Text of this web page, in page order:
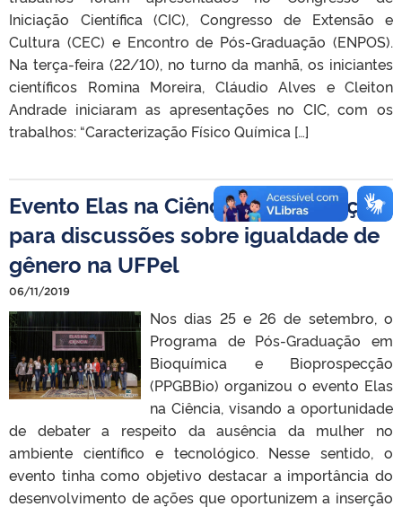
Iniciação Científica (CIC), Congresso de Extensão e
Cultura (CEC) e Encontro de Pós-Graduação (ENPOS).
Na terça-feira (22/10), no turno da manhã, os iniciantes
científicos Romina Moreira, Cláudio Alves e Cleiton
Andrade iniciaram as apresentações no CIC, com os
trabalhos: “Caracterização Físico Química […]
Evento Elas na Ciência abre espaço
para discussões sobre igualdade de
gênero na UFPel
06/11/2019
Nos dias 25 e 26 de setembro, o
Programa de Pós-Graduação em
Bioquímica e Bioprospecção
(PPGBBio) organizou o evento Elas
na Ciência, visando a oportunidade
de debater a respeito da ausência da mulher no
ambiente científico e tecnológico. Nesse sentido, o
evento tinha como objetivo destacar a importância do
desenvolvimento de ações que oportunizem a inserção